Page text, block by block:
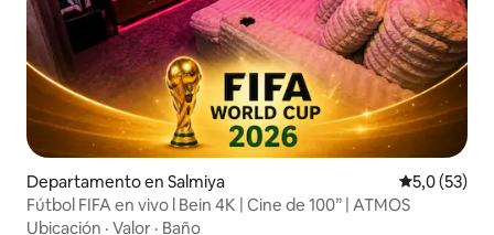
Departamento en Salmiya Calificación
5,0 (53)
Fútbol FIFA en vivo l Bein 4K | Cine de 100” | ATMOS
Ubicación · Valor · Baño